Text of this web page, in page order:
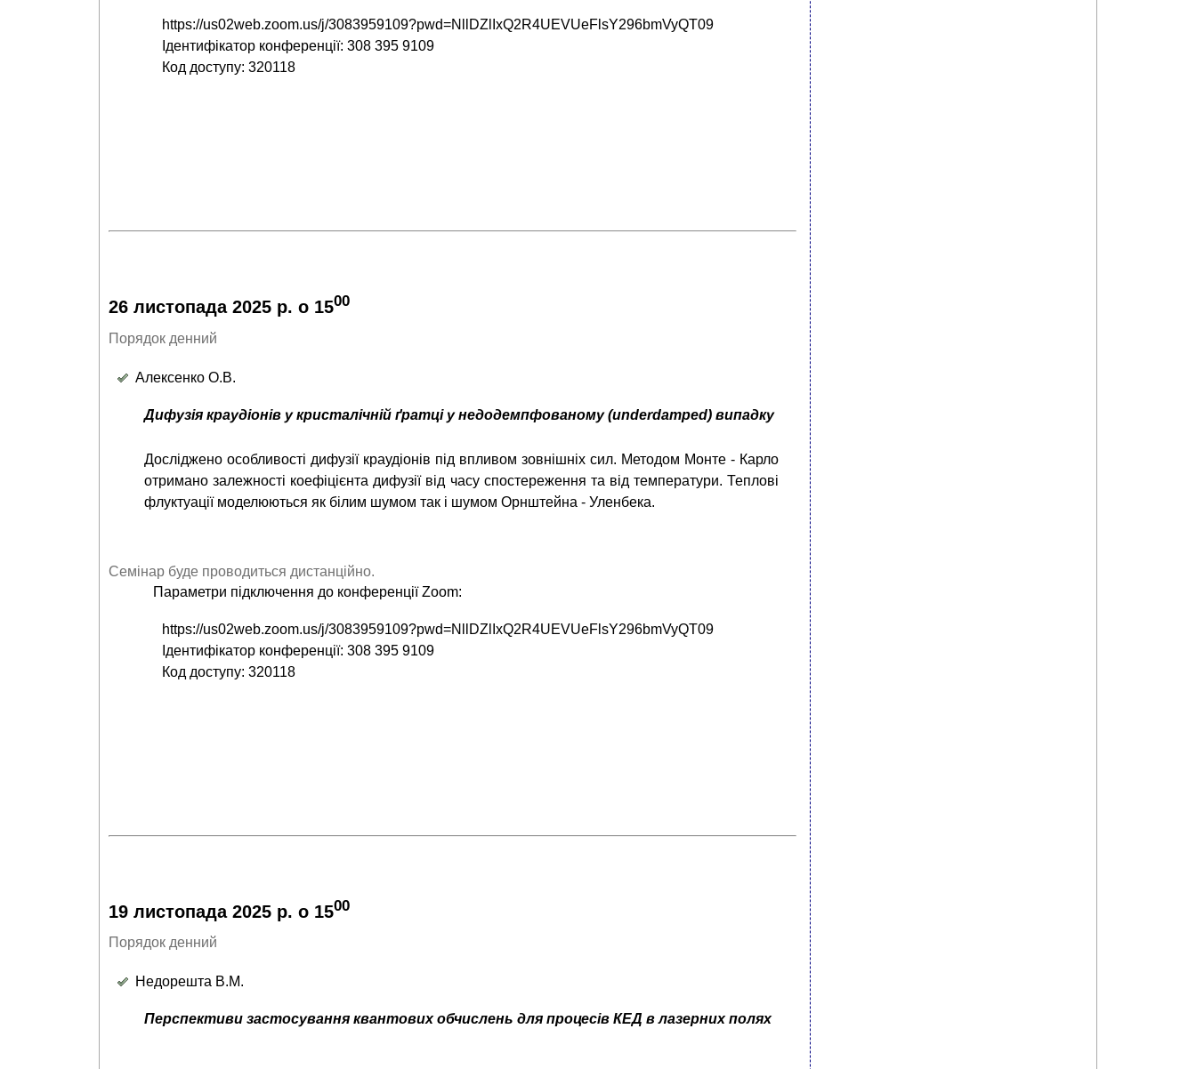
https://us02web.zoom.us/j/3083959109?pwd=NllDZlIxQ2R4UEVUeFlsY296bmVyQT09
Ідентифікатор конференції: 308 395 9109
Код доступу: 320118
26 листопада 2025 р. о 1500
Порядок денний
Алексенко О.В.
Дифузія краудіонів у кристалічній ґратці у недодемпфованому (underdamped) випадку
Досліджено особливості дифузії краудіонів під впливом зовнішніх сил. Методом Монте - Карло
отримано залежності коефіцієнта дифузії від часу спостереження та від температури. Теплові
флуктуації моделюються як білим шумом так і шумом Орнштейна - Уленбека.
Семінар буде проводиться дистанційно.
Параметри підключення до конференції Zoom:
https://us02web.zoom.us/j/3083959109?pwd=NllDZlIxQ2R4UEVUeFlsY296bmVyQT09
Ідентифікатор конференції: 308 395 9109
Код доступу: 320118
19 листопада 2025 р. о 1500
Порядок денний
Недорешта В.М.
Перспективи застосування квантових обчислень для процесів КЕД в лазерних полях